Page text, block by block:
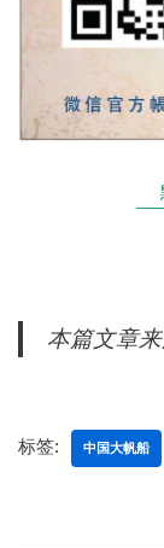
本篇文章
标签: 中国大帆船